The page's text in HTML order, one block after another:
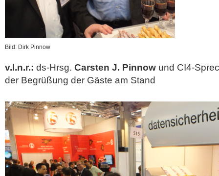
Bild: Dirk Pinnow
v.l.n.r.: ds-Hrsg. Carsten J. Pinnow und CI4-
der Begrüßung der Gäste am Stand